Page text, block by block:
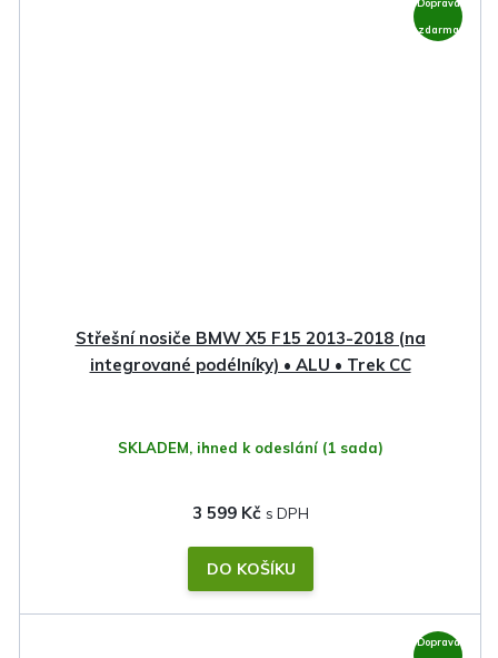
Doprava
zdarma
Střešní nosiče BMW X5 F15 2013-2018 (na
integrované podélníky) • ALU • Trek CC
SKLADEM, ihned k odeslání (1 sada)
3 599 Kč
DO KOŠÍKU
Doprava